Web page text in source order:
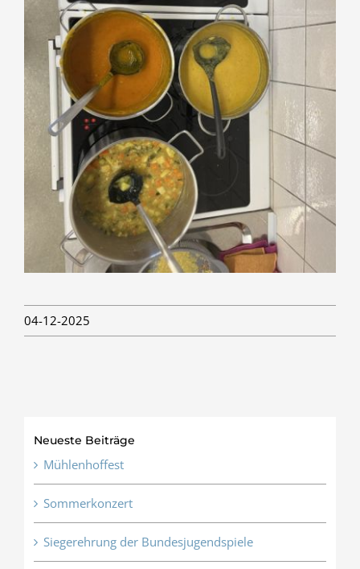
04-12-2025
Neueste Beiträge
Mühlenhoffest
Sommerkonzert
Siegerehrung der Bundesjugendspiele